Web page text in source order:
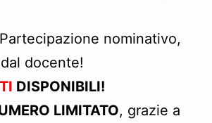
nominativo,
docente!
DISPONIBILI!
LIMITATO, grazie a